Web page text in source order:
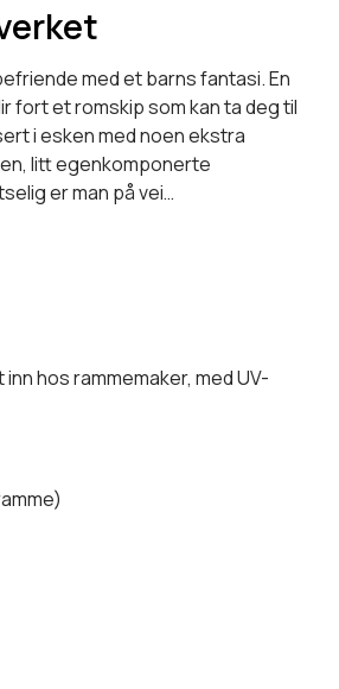
med et barns fantasi. En
fort et romskip som kan ta deg til
i esken med noen ekstra
litt egenkomponerte
er man på vei…
hos rammemaker, med UV-